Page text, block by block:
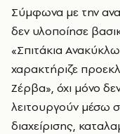
Σύμφωνα με την
δεν υλοποίησε
«Σπιτάκια
χαρακτήριζε
Ζέρβα», όχι μόνο
λειτουργούν μέσω
διαχείρισης,